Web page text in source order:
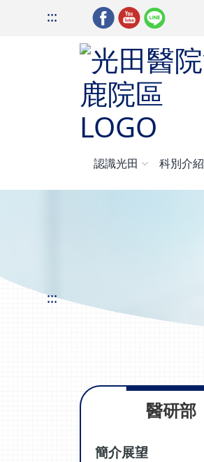
:::
認識光田 科別介紹
:::
醫研部
簡介展望